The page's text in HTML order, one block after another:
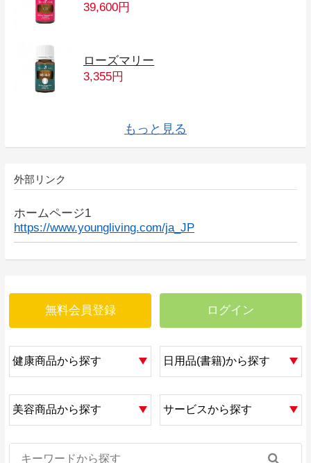
39,600円
ローズマリー
3,355円
もっと見る
外部リンク
ホームページ1
https://www.youngliving.com/ja_JP
無料会員登録 ログイン